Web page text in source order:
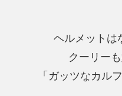
ヘルメットは
クーリー
「ガッツなカル